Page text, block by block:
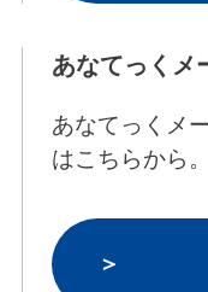
あなてっくメ
あなてっくメ
はこちらから。